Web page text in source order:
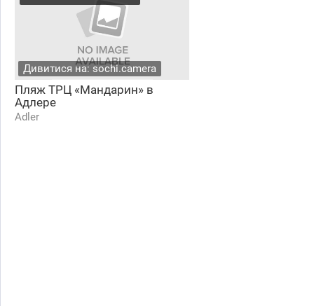
Дивитися на: sochi.camera
Пляж ТРЦ «Мандарин» в
Адлере
Adler